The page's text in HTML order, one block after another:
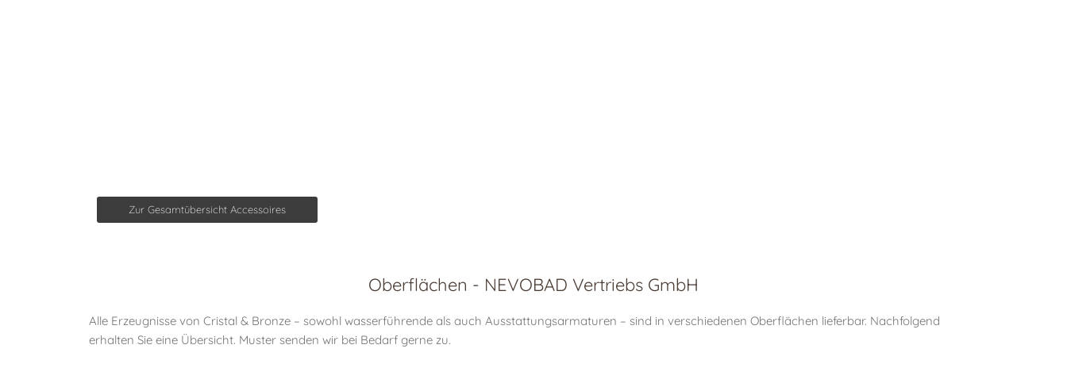
Zur Gesamtübersicht Accessoires
Oberflächen - NEVOBAD Vertriebs GmbH
Alle Erzeugnisse von Cristal & Bronze – sowohl wasserführende als auch Ausstattungsarmaturen – sind in verschiedenen Oberflächen lieferbar. Nachfolgend
erhalten Sie eine Übersicht. Muster senden wir bei Bedarf gerne zu.